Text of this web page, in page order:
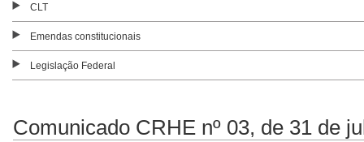
CLT
Emendas constitucionais
Legislação Federal
Comunicado CRHE nº 03, de 31 de